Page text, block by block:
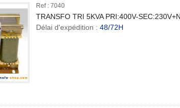
Ref : 7040
TRANSFO TRI 5KVA PRI:400V-
Délai d'expédition : 48/72H